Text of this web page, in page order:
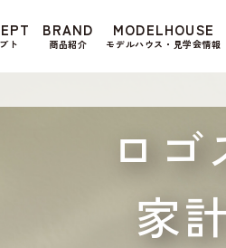
ト
BRAND
商品紹介
MODELHOUSE
モデルハウス・見学会情報
ロゴ
家
跡してもよろしいですか
がある場合は、当社